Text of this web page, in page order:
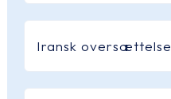
Iransk oversættelse